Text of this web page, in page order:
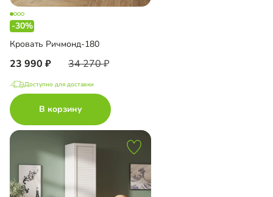
-30%
Кровать Ричмонд-180
23 990 34 270
Доступно для доставки
В корзину